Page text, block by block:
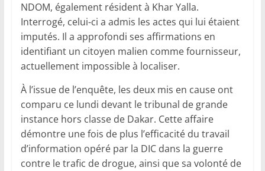
NDOM, également résident à Khar Yalla.
Interrogé, celui-ci a admis les actes qui lui étaient
imputés. Il a approfondi ses affirmations en
identifiant un citoyen malien comme fournisseur,
actuellement impossible à localiser.
À l’issue de l’enquête, les deux mis en cause ont
comparu ce lundi devant le tribunal de grande
instance hors classe de Dakar. Cette affaire
démontre une fois de plus l’efficacité du travail
d’information opéré par la DIC dans la guerre
contre le trafic de drogue, ainsi que sa volonté de